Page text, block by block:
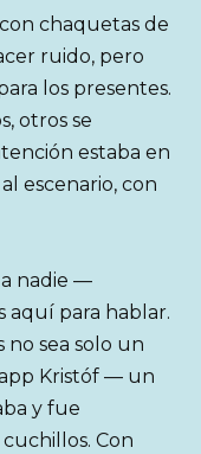
chaquetas de
ruido, pero
los presentes.
otros se
estaba en
escenario, con
nadie —
aquí para hablar.
sea solo un
Kristóf — un
y fue
Con